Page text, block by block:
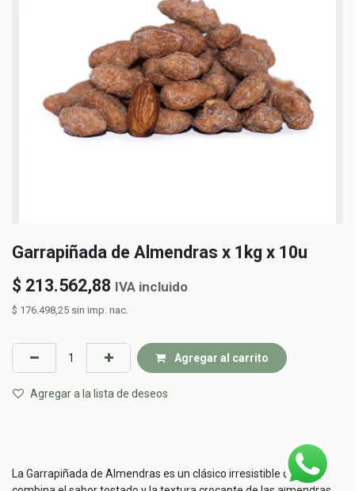
Garrapiñada de Almendras x 1kg x 10u
$ 213.562,88 IVA incluido
$ 176.498,25 sin imp. nac.
Agregar al carrito
Agregar a la lista de deseos
La Garrapiñada de Almendras es un clásico irresistible que